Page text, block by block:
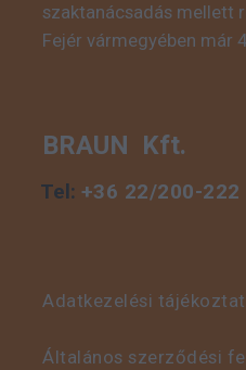
szaktanácsadás mellett
Fejér vármegyében már
BRAUN Kft.
Tel: +36 22/200-222
Adatkezelési
Általános szerződési